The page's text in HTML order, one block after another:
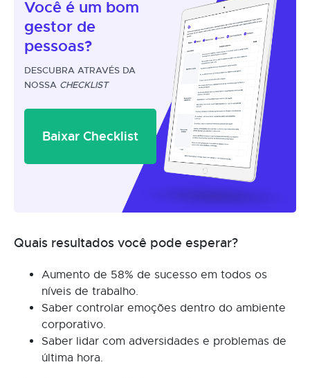
Você é um bom
gestor de
pessoas?
DESCUBRA ATRAVÉS DA
NOSSA CHECKLIST
Baixar Checklist
Quais resultados você pode esperar?
Aumento de 58% de sucesso em todos os
níveis de trabalho.
Saber controlar emoções dentro do ambiente
corporativo.
Saber lidar com adversidades e problemas de
última hora.